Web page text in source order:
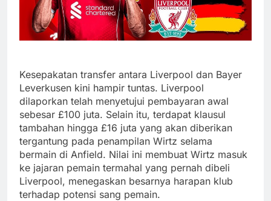
Kesepakatan transfer antara Liverpool dan Bayer
Leverkusen kini hampir tuntas. Liverpool
dilaporkan telah menyetujui pembayaran awal
sebesar £100 juta. Selain itu, terdapat klausul
tambahan hingga £16 juta yang akan diberikan
tergantung pada penampilan Wirtz selama
bermain di Anfield. Nilai ini membuat Wirtz masuk
ke jajaran pemain termahal yang pernah dibeli
Liverpool, menegaskan besarnya harapan klub
terhadap potensi sang pemain.